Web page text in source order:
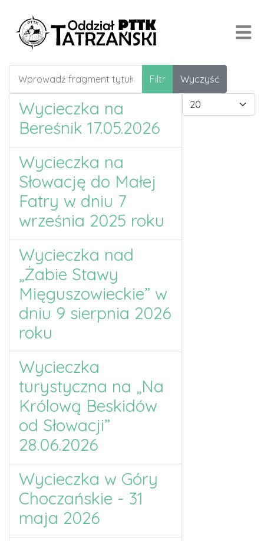
Filtr Wyczyść
Pokaż #
Wycieczka na
Bereśnik 17.05.2026
Wycieczka na
Słowację do Małej
Fatry w dniu 7
września 2025 roku
Wycieczka nad
„Żabie Stawy
Mięguszowieckie” w
dniu 9 sierpnia 2026
roku
Wycieczka
turystyczna na „Na
Królową Beskidów
od Słowacji”
28.06.2026
Wycieczka w Góry
Choczańskie - 31
maja 2026